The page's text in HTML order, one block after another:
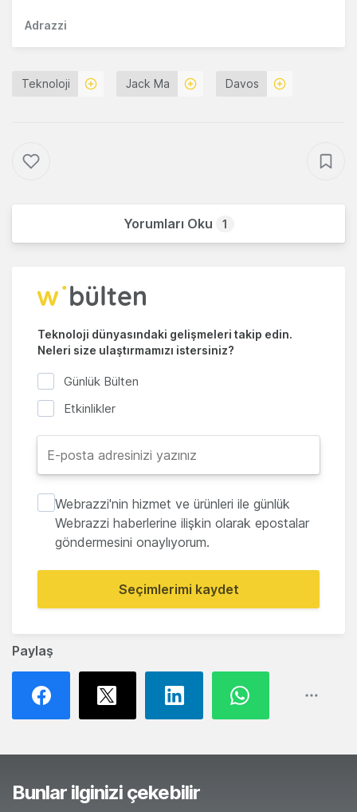
Paylaş
Adrazzi
Teknoloji Jack Ma Davos
Yorumları Oku 1
Teknoloji dünyasındaki gelişmeleri takip edin.
Neleri size ulaştırmamızı istersiniz?
Günlük Bülten
Etkinlikler
Webrazzi'nin hizmet ve ürünleri ile günlük
Webrazzi haberlerine ilişkin olarak epostalar
göndermesini onaylıyorum.
Seçimlerimi kaydet
Bunlar ilginizi çekebilir